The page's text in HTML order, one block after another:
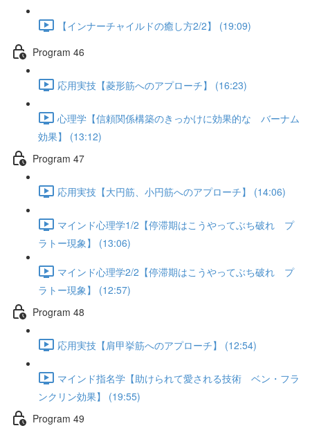
【インナーチャイルドの癒し方2/2】 (19:09)
Program 46
応用実技【菱形筋へのアプローチ】 (16:23)
心理学【信頼関係構築のきっかけに効果的な バーナム
効果】 (13:12)
Program 47
応用実技【大円筋、小円筋へのアプローチ】 (14:06)
マインド心理学1/2【停滞期はこうやってぶち破れ プ
ラトー現象】 (13:06)
マインド心理学2/2【停滞期はこうやってぶち破れ プ
ラトー現象】 (12:57)
Program 48
応用実技【肩甲挙筋へのアプローチ】 (12:54)
マインド指名学【助けられて愛される技術 ベン・フラ
ンクリン効果】 (19:55)
Program 49